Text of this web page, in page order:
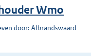
Wmo
door: Albrandswaard